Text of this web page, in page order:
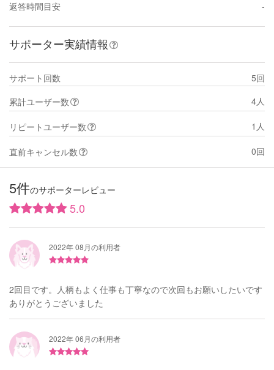
返答時間目安 -
サポーター実績情報
サポート回数
5回
累計ユーザー数
4人
リピートユーザー数 1人
直前キャンセル数 0回
5件のサポーターレビュー
5.0
2022年 08月の利用者
2回目です。人柄もよく仕事も丁寧なので次回もお願いしたいです
ありがとうございました
2022年 06月の利用者